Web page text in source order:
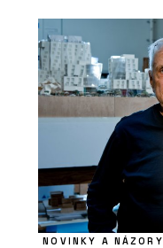
NOVINKY A NÁZORY